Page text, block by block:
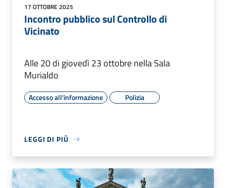
17 OTTOBRE 2025
Incontro pubblico sul Controllo di
Vicinato
Alle 20 di giovedì 23 ottobre nella Sala
Murialdo
Accesso all'informazione Polizia
LEGGI DI PIÙ